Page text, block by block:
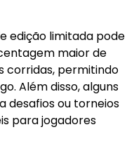
edição limitada pode
maior de
corridas, permitindo
Além disso, alguns
desafios ou torneios
para jogadores